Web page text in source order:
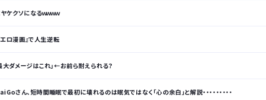
ケクソになるｗｗｗｗ
エロ漫画』で人生逆転
大ダメージはこれ」←お前ら耐えられる？
さん、短時間睡眠で最初に壊れるのは眠気ではなく「心の余白」と解説・・・・・・・・・